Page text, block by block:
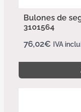
Bulones de
3101564
76,02€ IVA